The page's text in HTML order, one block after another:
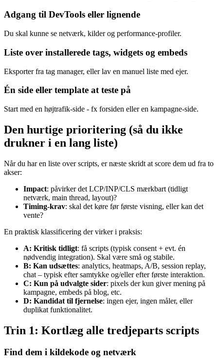
Adgang til DevTools eller lignende
Du skal kunne se netværk, kilder og performance-profiler.
Liste over installerede tags, widgets og embeds
Eksporter fra tag manager, eller lav en manuel liste med ejer.
Én side eller template at teste på
Start med en højtrafik-side - fx forsiden eller en kampagne-side.
Den hurtige prioritering (så du ikke
drukner i en lang liste)
Når du har en liste over scripts, er næste skridt at score dem ud fra to
akser:
Impact: påvirker det LCP/INP/CLS mærkbart (tidligt
netværk, main thread, layout)?
Timing-krav: skal det køre før første visning, eller kan det
vente?
En praktisk klassificering der virker i praksis:
A: Kritisk tidligt: få scripts (typisk consent + evt. én
nødvendig integration). Skal være små og stabile.
B: Kan udsættes: analytics, heatmaps, A/B, session replay,
chat – typisk efter samtykke og/eller efter første interaktion.
C: Kun på udvalgte sider: pixels der kun giver mening på
kampagne, embeds på blog, etc.
D: Kandidat til fjernelse: ingen ejer, ingen måler, eller
duplikat funktionalitet.
Trin 1: Kortlæg alle tredjeparts scripts
Find dem i kildekode og netværk